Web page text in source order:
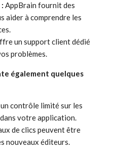
AppBrain fournit des
aider à comprendre les
un support client dédié
problèmes.
également quelques
contrôle limité sur les
votre application.
de clics peuvent être
nouveaux éditeurs.